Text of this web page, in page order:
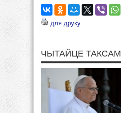
для друку
ЧЫТАЙЦЕ